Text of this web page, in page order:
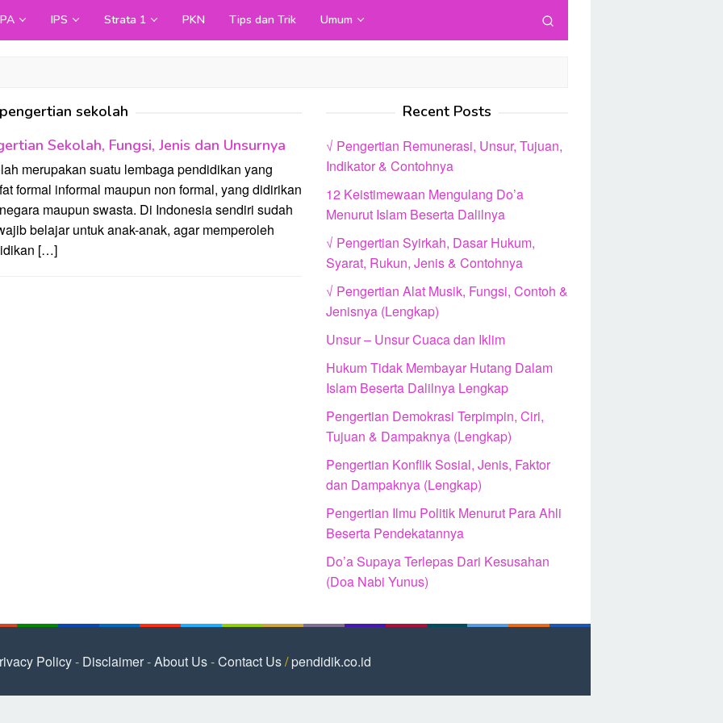
IPS Strata 1 PKN Tips dan Trik Umum
pengertian sekolah
Sekolah, Fungsi, Jenis dan Unsurnya
merupakan suatu lembaga pendidikan yang
formal informal maupun non formal, yang didirikan
maupun swasta. Di Indonesia sendiri sudah
belajar untuk anak-anak, agar memperoleh
[…]
Recent Posts
√ Pengertian Remunerasi, Unsur, Tujuan,
Indikator & Contohnya
12 Keistimewaan Mengulang Do’a
Menurut Islam Beserta Dalilnya
√ Pengertian Syirkah, Dasar Hukum,
Syarat, Rukun, Jenis & Contohnya
√ Pengertian Alat Musik, Fungsi, Contoh &
Jenisnya (Lengkap)
Unsur – Unsur Cuaca dan Iklim
Hukum Tidak Membayar Hutang Dalam
Islam Beserta Dalilnya Lengkap
Pengertian Demokrasi Terpimpin, Ciri,
Tujuan & Dampaknya (Lengkap)
Pengertian Konflik Sosial, Jenis, Faktor
dan Dampaknya (Lengkap)
Pengertian Ilmu Politik Menurut Para Ahli
Beserta Pendekatannya
Do’a Supaya Terlepas Dari Kesusahan
(Doa Nabi Yunus)
Policy- Disclaimer-About Us-Contact Us/pendidik.co.id